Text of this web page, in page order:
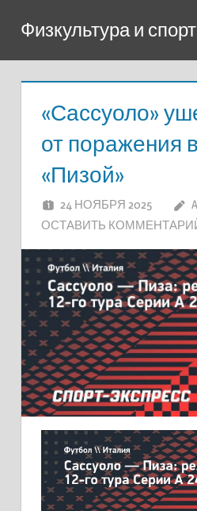
содержимому
Физкультура и
«Сассуоло»
от поражения
«Пизой»
24 НОЯБРЯ 2025
ОСТАВИТЬ